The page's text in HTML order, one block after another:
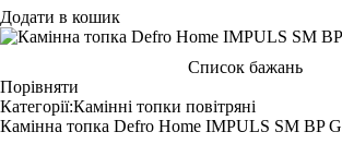
Додати в кошик
Список бажань
Порівняти
Категорії:Камінні топки повітряні
Камінна топка Defro Home IMPULS SM BP G